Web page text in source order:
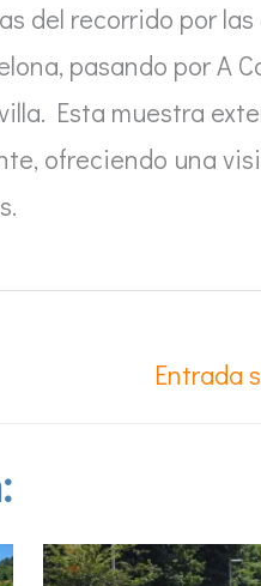
del recorrido por
pasando por A
Esta muestra
ofreciendo una
Entrada